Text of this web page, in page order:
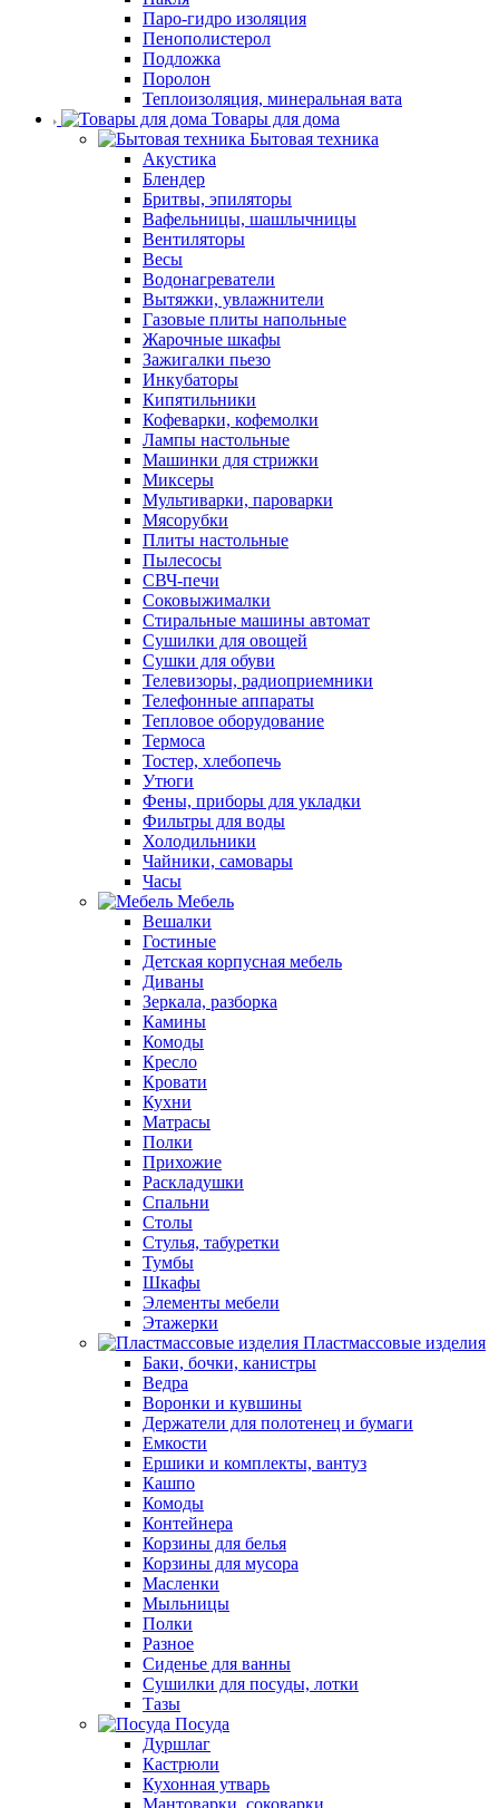
Паро-гидро изоляция
Пенополистерол
Подложка
Поролон
Теплоизоляция, минеральная вата
Товары для дома
Бытовая техника
Акустика
Блендер
Бритвы, эпиляторы
Вафельницы, шашлычницы
Вентиляторы
Весы
Водонагреватели
Вытяжки, увлажнители
Газовые плиты напольные
Жарочные шкафы
Зажигалки пьезо
Инкубаторы
Кипятильники
Кофеварки, кофемолки
Лампы настольные
Машинки для стрижки
Миксеры
Мультиварки, пароварки
Мясорубки
Плиты настольные
Пылесосы
СВЧ-печи
Соковыжималки
Стиральные машины автомат
Сушилки для овощей
Сушки для обуви
Телевизоры, радиоприемники
Телефонные аппараты
Тепловое оборудование
Термоса
Тостер, хлебопечь
Утюги
Фены, приборы для укладки
Фильтры для воды
Холодильники
Чайники, самовары
Часы
Мебель
Вешалки
Гостиные
Детская корпусная мебель
Диваны
Зеркала, разборка
Камины
Комоды
Кресло
Кровати
Кухни
Матрасы
Полки
Прихожие
Раскладушки
Спальни
Столы
Стулья, табуретки
Тумбы
Шкафы
Элементы мебели
Этажерки
Пластмассовые изделия
Баки, бочки, канистры
Ведра
Воронки и кувшины
Держатели для полотенец и бумаги
Емкости
Ершики и комплекты, вантуз
Кашпо
Комоды
Контейнера
Корзины для белья
Корзины для мусора
Масленки
Мыльницы
Полки
Разное
Сиденье для ванны
Сушилки для посуды, лотки
Тазы
Посуда
Дуршлаг
Кастрюли
Кухонная утварь
Мантоварки, соковарки